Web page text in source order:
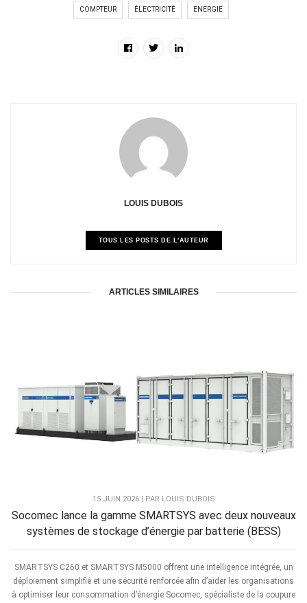
COMPTEUR ÉLECTRICITÉ ENERGIE
LOUIS DUBOIS
TOUS LES POSTS DE L'AUTEUR
ARTICLES SIMILAIRES
15 JUIN 2026 | PAR LOUIS DUBOIS
Socomec lance la gamme SMARTSYS avec deux nouveaux
systèmes de stockage d’énergie par batterie (BESS)
SMARTSYS C260 et SMARTSYS M5000 offrent une intelligence intégrée, un
déploiement simplifié et une sécurité renforcée afin d’aider les organisations
à optimiser leur consommation d’énergie Socomec, spécialiste de la coupure